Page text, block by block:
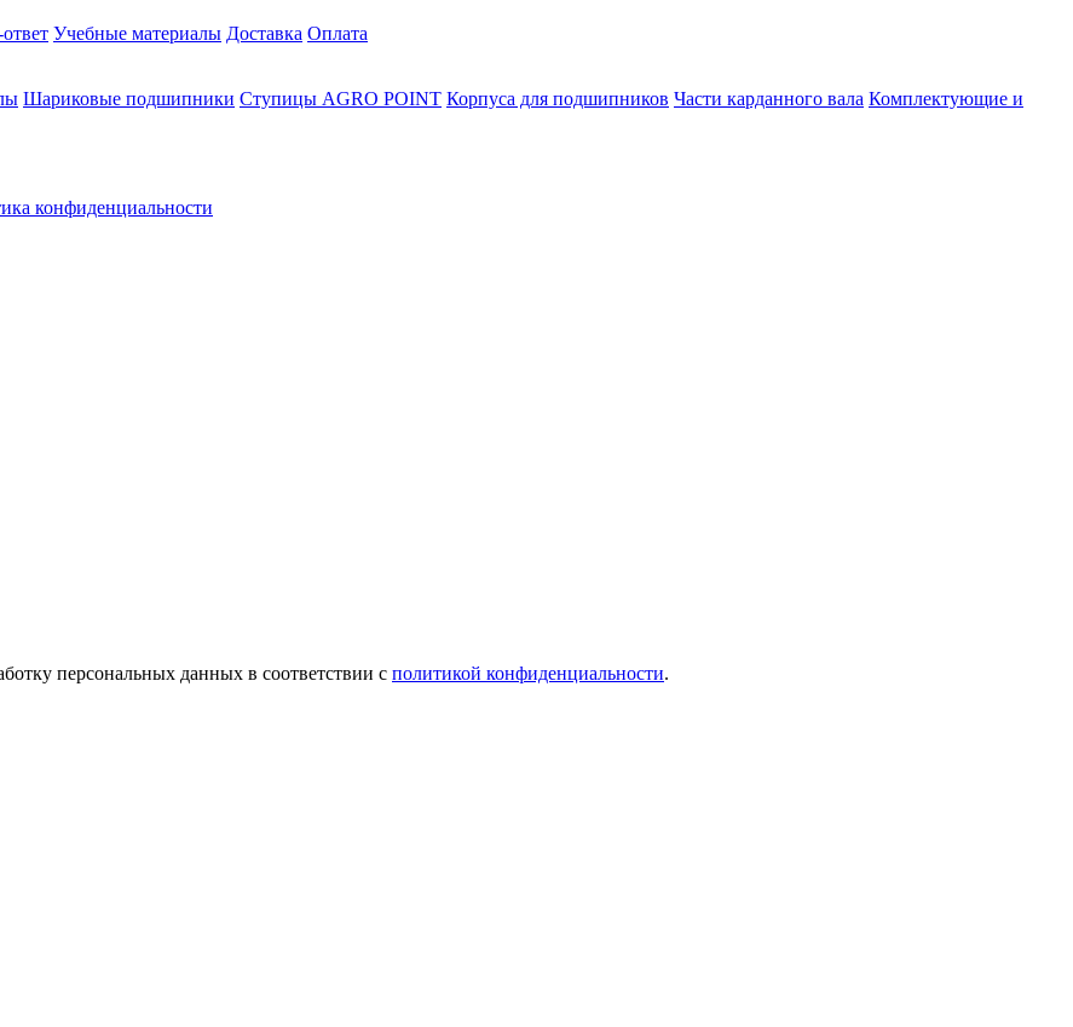
Учебные материалы Доставка Оплата
Шариковые подшипники Ступицы AGRO POINT Корпуса для подшипников Части карданного вала Комплектующие и
конфиденциальности
персональных данных в соответствии с политикой конфиденциальности.